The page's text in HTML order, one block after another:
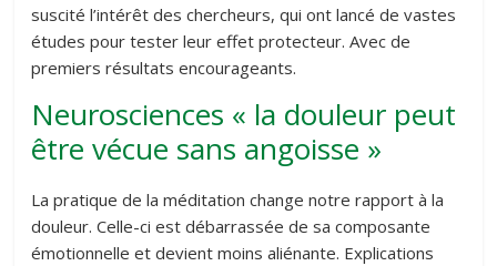
suscité l’intérêt des chercheurs, qui ont lancé de vastes
études pour tester leur effet protecteur. Avec de
premiers résultats encourageants.
Neurosciences « la douleur peut
être vécue sans angoisse »
La pratique de la méditation change notre rapport à la
douleur. Celle-ci est débarrassée de sa composante
émotionnelle et devient moins aliénante. Explications